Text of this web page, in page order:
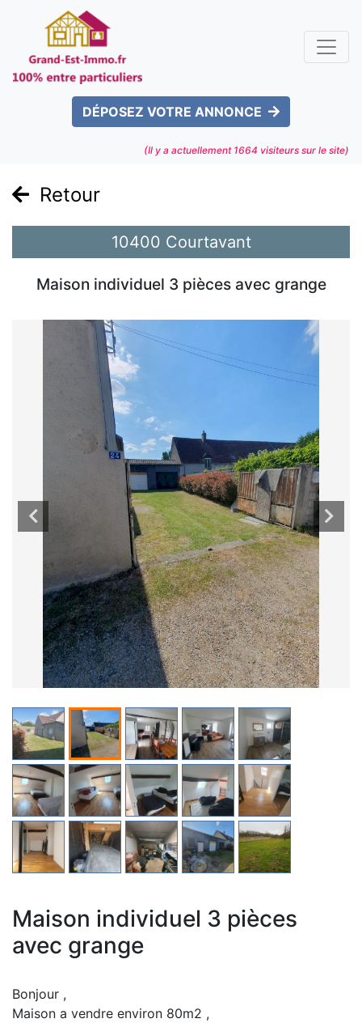
DÉPOSEZ VOTRE ANNONCE
(Il y a actuellement 1664 visiteurs sur le site)
Retour
10400 Courtavant
Maison individuel 3 pièces avec grange
Maison individuel 3 pièces
avec grange
Bonjour ,
Maison a vendre environ 80m2 ,